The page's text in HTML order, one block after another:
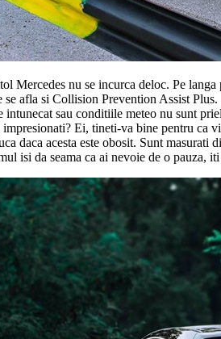
Mercedes nu se incurca deloc. Pe
se afla si Collision Prevention Assist
intunecat sau conditiile meteo nu sunt
Ei, tineti-va bine pentru ca
daca acesta este obosit. Sunt
isi da seama ca ai nevoie de o pauza,